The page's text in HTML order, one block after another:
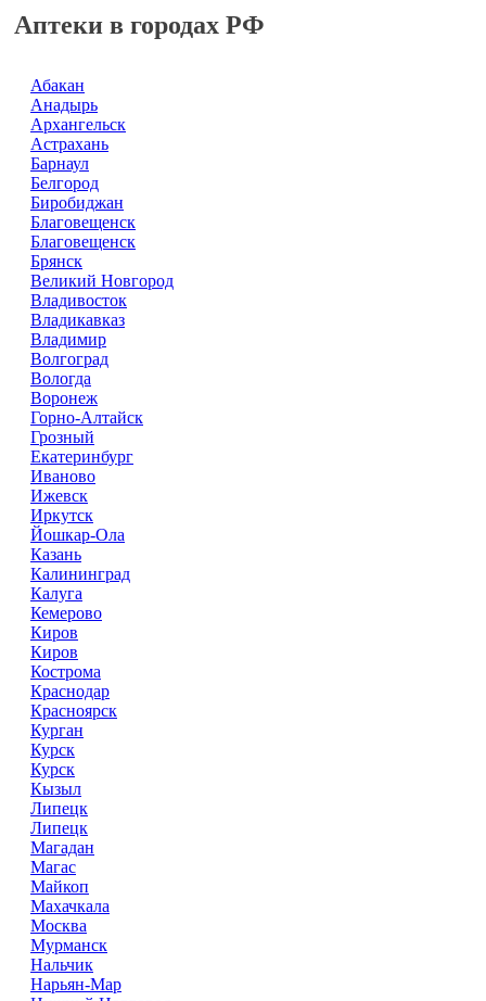
Аптеки в городах РФ
Абакан
Анадырь
Архангельск
Астрахань
Барнаул
Белгород
Биробиджан
Благовещенск
Благовещенск
Брянск
Великий Новгород
Владивосток
Владикавказ
Владимир
Волгоград
Вологда
Воронеж
Горно-Алтайск
Грозный
Екатеринбург
Иваново
Ижевск
Иркутск
Йошкар-Ола
Казань
Калининград
Калуга
Кемерово
Киров
Киров
Кострома
Краснодар
Красноярск
Курган
Курск
Курск
Кызыл
Липецк
Липецк
Магадан
Магас
Майкоп
Махачкала
Москва
Мурманск
Нальчик
Нарьян-Мар